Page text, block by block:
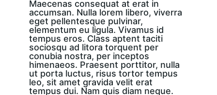
Maecenas consequat at erat in
accumsan. Nulla lorem libero, viverra
eget pellentesque pulvinar,
elementum eu ligula. Vivamus id
tempus eros. Class aptent taciti
sociosqu ad litora torquent per
conubia nostra, per inceptos
himenaeos. Praesent porttitor, nulla
ut porta luctus, risus tortor tempus
leo, sit amet gravida velit erat
tempus dui. Nam quis diam neque.